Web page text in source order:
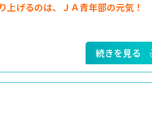
上げるのは、ＪＡ青年部の元気！
続きを見る